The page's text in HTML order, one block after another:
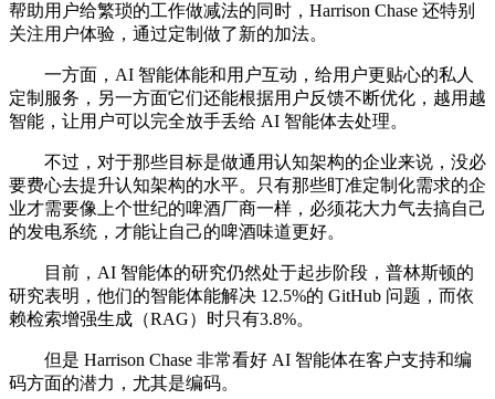
帮助用户给繁琐的工作做减法的同时，Harrison Chase 还特别
关注用户体验，通过定制做了新的加法。
一方面，AI 智能体能和用户互动，给用户更贴心的私人
定制服务，另一方面它们还能根据用户反馈不断优化，越用越
智能，让用户可以完全放手丢给 AI 智能体去处理。
不过，对于那些目标是做通用认知架构的企业来说，没必
要费心去提升认知架构的水平。只有那些盯准定制化需求的企
业才需要像上个世纪的啤酒厂商一样，必须花大力气去搞自己
的发电系统，才能让自己的啤酒味道更好。
目前，AI 智能体的研究仍然处于起步阶段，普林斯顿的
研究表明，他们的智能体能解决 12.5%的 GitHub 问题，而依
赖检索增强生成（RAG）时只有3.8%。
但是 Harrison Chase 非常看好 AI 智能体在客户支持和编
码方面的潜力，尤其是编码。